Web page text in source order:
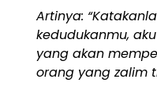
Artinya: “
kedudukanmu,
yang akan
orang yang zalim